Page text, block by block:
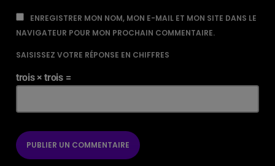
ENREGISTRER MON NOM, MON E-MAIL ET MON SITE DANS LE
NAVIGATEUR POUR MON PROCHAIN COMMENTAIRE.
SAISISSEZ VOTRE RÉPONSE EN CHIFFRES
trois × trois =